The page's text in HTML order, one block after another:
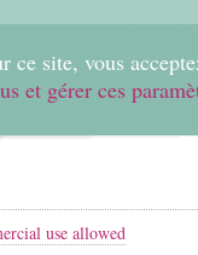
ce site, vous
et gérer ces
use allowed